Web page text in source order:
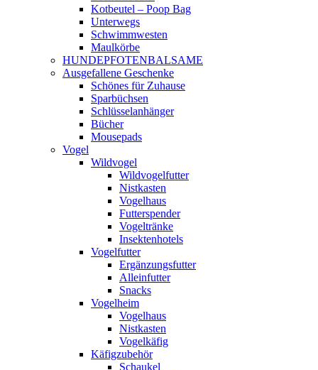
Kotbeutel – Poop Bag
Unterwegs
Schwimmwesten
Maulkörbe
HUNDEPFOTENBALSAME
Ausgefallene Geschenke
Schönes für Zuhause
Sparbüchsen
Schlüsselanhänger
Bücher
Mousepads
Vogel
Wildvogel
Wildvogelfutter
Nistkasten
Vogelhaus
Futterspender
Vogeltränke
Insektenhotels
Vogelfutter
Ergänzungsfutter
Alleinfutter
Snacks
Vogelheim
Vogelhaus
Nistkasten
Vogelkäfig
Käfigzubehör
Schaukel